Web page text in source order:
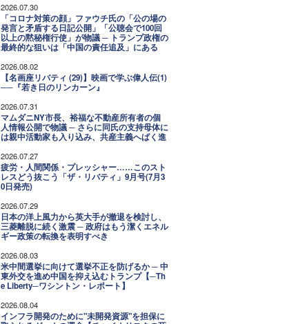
2026.07.30
「コロナ対策の顔」ファウチ氏の「公の場の
発言と矛盾する日記公開」「公聴会で100回
以上の黙秘権行使」が物議 ─ トランプ政権の
最終的な狙いは「中国の責任追及」にある
2026.08.02
【名画座リバティ (29)】映画で学ぶ偉人伝(1)
──『若き日のリンカーン』
2026.07.31
マムダニNY市長、裕福な不動産所有者の個
人情報公開で物議 ─ さらに同氏の支持母体に
は親中活動家も入り込み、共産主義へばく進
2026.07.27
疲労・人間関係・プレッシャー……このスト
レスどう抜こう「ザ・リバティ」9月号(7月3
0日発売)
2026.07.29
日本の洋上風力から英大手が撤退を検討し、
三菱離脱に続く激震 ─ 政府はもう潔くエネル
ギー政策の転換を表明すべき
2026.08.03
米中間選挙に向けて選挙不正を防げるか ─ 中
東外交を進め中国を抑え込むトランプ【─Th
e Liberty─ワシントン・レポート】
2026.08.04
インフラ開発のために"未開発資源"を担保に